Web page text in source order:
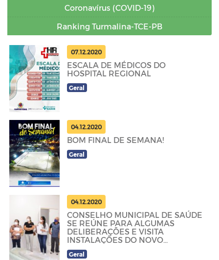
Coronavírus (COVID-19)
Ranking Turmalina-TCE-PB
07.12.2020
ESCALA DE MÉDICOS DO
HOSPITAL REGIONAL
Geral
04.12.2020
BOM FINAL DE SEMANA!
Geral
04.12.2020
CONSELHO MUNICIPAL DE SAÚDE
SE REÚNE PARA ALGUMAS
DELIBERAÇÕES E VISITA
INSTALAÇÕES DO NOVO
TOMÓGRAFO
Geral